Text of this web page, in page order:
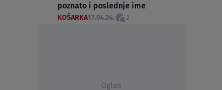
poznato i poslednje ime
KOŠARKA17.04.24. 2
Oglas